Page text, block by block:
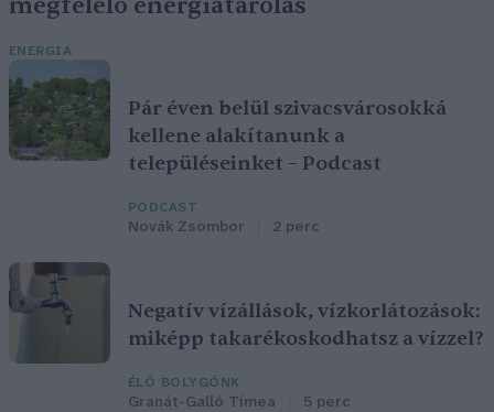
ENERGIA
Pár éven belül szivacsvárosokká
kellene alakítanunk a
településeinket – Podcast
PODCAST
Novák Zsombor 2 perc
Negatív vízállások, vízkorlátozások:
miképp takarékoskodhatsz a vízzel?
ÉLŐ BOLYGÓNK
Granát-Galló Tímea 5 perc